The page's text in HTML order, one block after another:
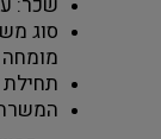
סוג
מומחה